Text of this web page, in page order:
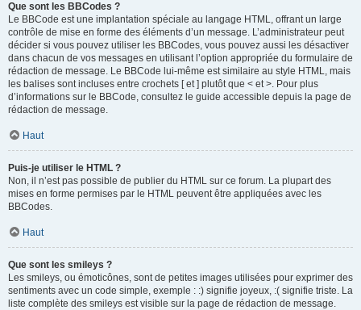
Que sont les BBCodes ?
Le BBCode est une implantation spéciale au langage HTML, offrant un large
contrôle de mise en forme des éléments d’un message. L’administrateur peut
décider si vous pouvez utiliser les BBCodes, vous pouvez aussi les désactiver
dans chacun de vos messages en utilisant l’option appropriée du formulaire de
rédaction de message. Le BBCode lui-même est similaire au style HTML, mais
les balises sont incluses entre crochets [ et ] plutôt que < et >. Pour plus
d’informations sur le BBCode, consultez le guide accessible depuis la page de
rédaction de message.
Haut
Puis-je utiliser le HTML ?
Non, il n’est pas possible de publier du HTML sur ce forum. La plupart des
mises en forme permises par le HTML peuvent être appliquées avec les
BBCodes.
Haut
Que sont les smileys ?
Les smileys, ou émoticônes, sont de petites images utilisées pour exprimer des
sentiments avec un code simple, exemple : :) signifie joyeux, :( signifie triste. La
liste complète des smileys est visible sur la page de rédaction de message.